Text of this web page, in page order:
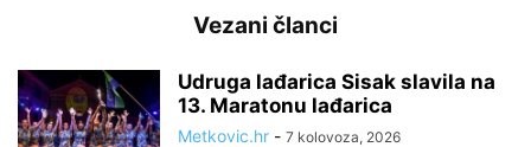
Vezani članci
Udruga lađarica Sisak slavila na
13. Maratonu lađarica
Metkovic.hr - 7 kolovoza, 2026